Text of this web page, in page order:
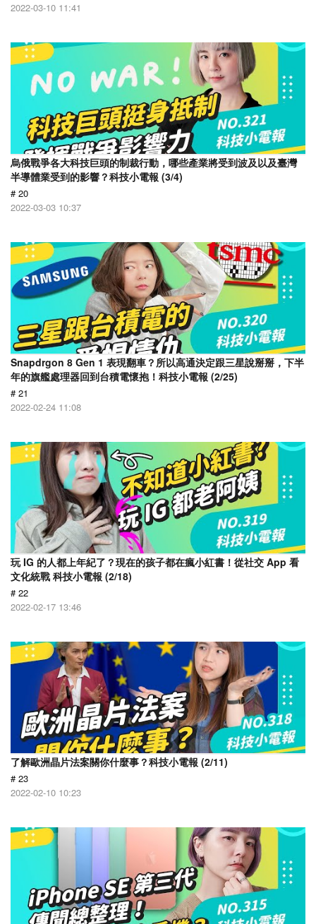
2022-03-10 11:41
烏俄戰爭各大科技巨頭的制裁行動，哪些產業將受到波及以及臺灣
半導體業受到的影響？科技小電報 (3/4)
# 20
2022-03-03 10:37
Snapdrgon 8 Gen 1 表現翻車？所以高通決定跟三星說掰掰，下半
年的旗艦處理器回到台積電懷抱！科技小電報 (2/25)
# 21
2022-02-24 11:08
玩 IG 的人都上年紀了？現在的孩子都在瘋小紅書！從社交 App 看
文化統戰 科技小電報 (2/18)
# 22
2022-02-17 13:46
了解歐洲晶片法案關你什麼事？科技小電報 (2/11)
# 23
2022-02-10 10:23